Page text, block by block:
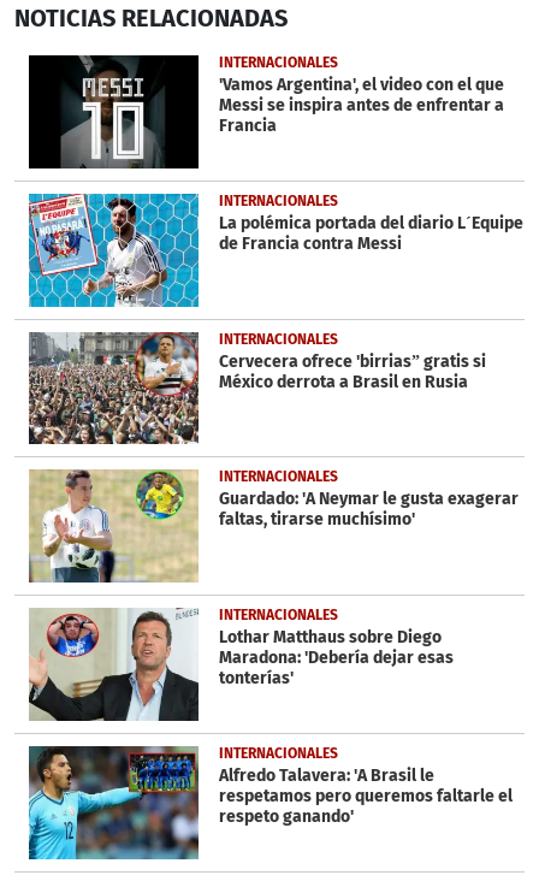
of
seconds
NOTICIAS RELACIONADAS
INTERNACIONALES
'Vamos Argentina', el video con el que
Messi se inspira antes de enfrentar a
Francia
INTERNACIONALES
La polémica portada del diario L´Equipe
de Francia contra Messi
INTERNACIONALES
Cervecera ofrece 'birrias” gratis si
México derrota a Brasil en Rusia
INTERNACIONALES
Guardado: 'A Neymar le gusta exagerar
faltas, tirarse muchísimo'
INTERNACIONALES
Lothar Matthaus sobre Diego
Maradona: 'Debería dejar esas
tonterías'
INTERNACIONALES
Alfredo Talavera: 'A Brasil le
respetamos pero queremos faltarle el
respeto ganando'